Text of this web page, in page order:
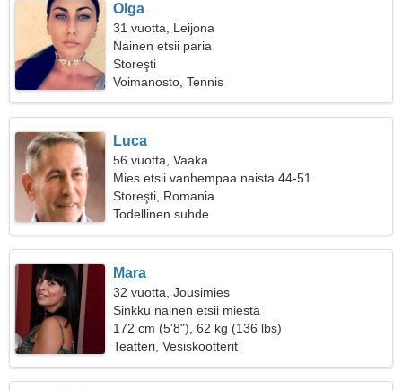
Olga
31 vuotta, Leijona
Nainen etsii paria
Storeşti
Voimanosto, Tennis
Luca
56 vuotta, Vaaka
Mies etsii vanhempaa naista 44-51
Storeşti, Romania
Todellinen suhde
Mara
32 vuotta, Jousimies
Sinkku nainen etsii miestä
172 cm (5'8"), 62 kg (136 lbs)
Teatteri, Vesiskootterit